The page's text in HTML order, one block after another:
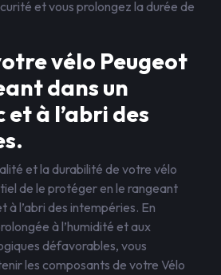
et vous prolongez la durée de
vélo Peugeot
dans un
à l’abri des
et la durabilité de votre vélo
de le protéger en le rangeant
à l’abri des intempéries. En
à l’humidité et aux
défavorables, vous
les composants de votre Vélo